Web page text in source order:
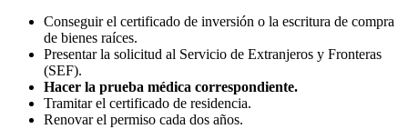
Conseguir el certificado de inversión o la escritura de compra
de bienes raíces.
Presentar la solicitud al Servicio de Extranjeros y Fronteras
(SEF).
Hacer la prueba médica correspondiente.
Tramitar el certificado de residencia.
Renovar el permiso cada dos años.